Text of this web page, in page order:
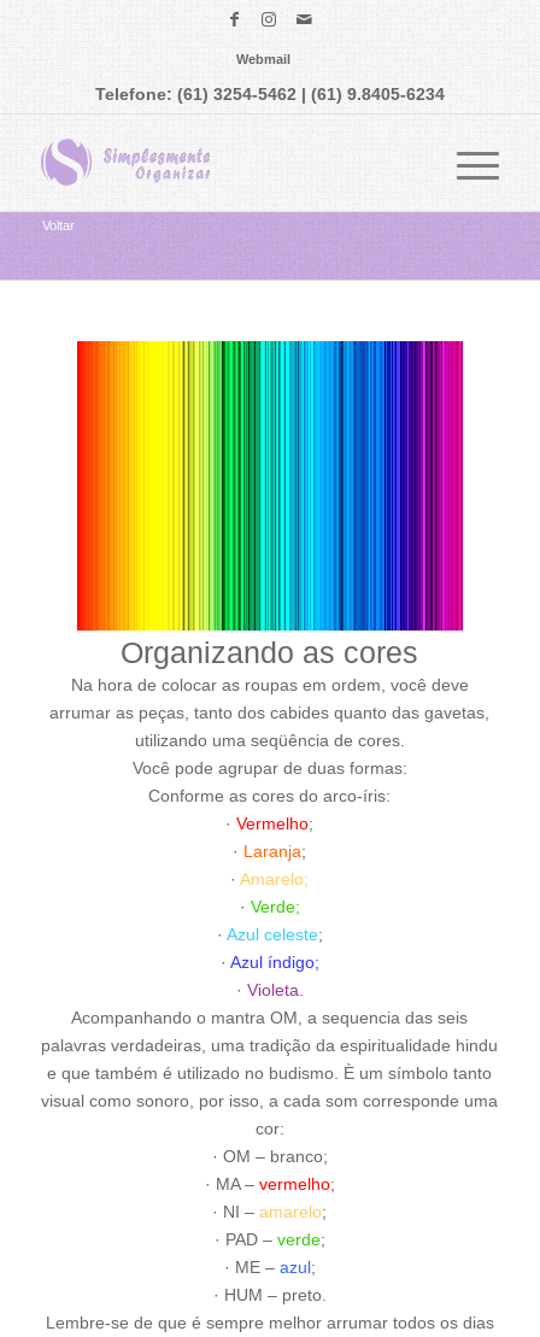
Webmail
Telefone: (61) 3254-5462 | (61) 9.8405-6234
Voltar
Organizando as cores
Na hora de colocar as roupas em ordem, você deve
arrumar as peças, tanto dos cabides quanto das gavetas,
utilizando uma seqüência de cores.
Você pode agrupar de duas formas:
Conforme as cores do arco-íris:
·Vermelho;
· Laranja;
·Amarelo;
· Verde;
· Azul celeste;
· Azul índigo;
· Violeta.
Acompanhando o mantra OM, a sequencia das seis
palavras verdadeiras, uma tradição da espiritualidade hindu
e que também é utilizado no budismo. È um símbolo tanto
visual como sonoro, por isso, a cada som corresponde uma
cor:
· OM – branco;
· MA – vermelho;
· NI –amarelo;
· PAD – verde;
· ME – azul;
· HUM – preto.
Lembre-se de que é sempre melhor arrumar todos os dias